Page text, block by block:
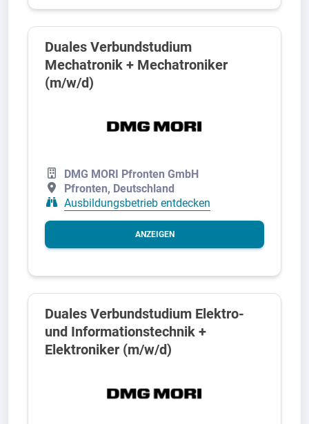
Duales Verbundstudium
Mechatronik + Mechatroniker
(m/w/d)
DMG MORI Pfronten GmbH
Pfronten, Deutschland
Ausbildungsbetrieb entdecken
ANZEIGEN
Duales Verbundstudium Elektro-
und Informationstechnik +
Elektroniker (m/w/d)